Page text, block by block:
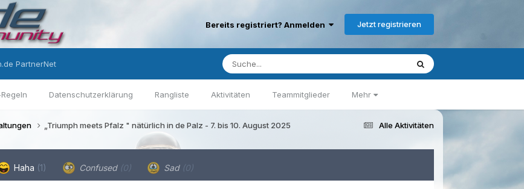
Bereits registriert? Anmelden Jetzt registrieren
Datenschutzerklärung Rangliste Aktivitäten Teammitglieder Mehr
PartnerNet
Alle Aktivitäten
„Triumph meets Pfalz " nätürlich in de Palz - 7. bis 10. August 2025
Haha (1) Confused (0) Sad (0)